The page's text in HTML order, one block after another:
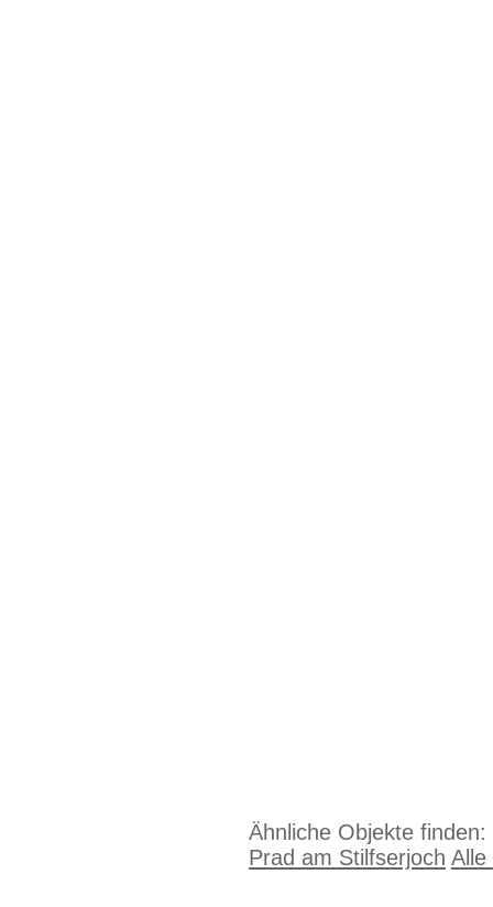
Ähnliche Objekte finden:
Prad am Stilfserjoch Alle